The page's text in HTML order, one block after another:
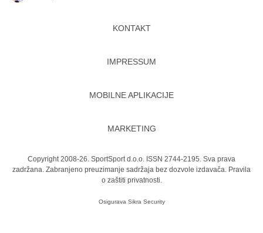
KONTAKT
IMPRESSUM
MOBILNE APLIKACIJE
MARKETING
Copyright 2008-26. SportSport d.o.o. ISSN 2744-2195. Sva prava
zadržana. Zabranjeno preuzimanje sadržaja bez dozvole izdavača. Pravila
o zaštiti privatnosti.
Osigurava Sikra Security